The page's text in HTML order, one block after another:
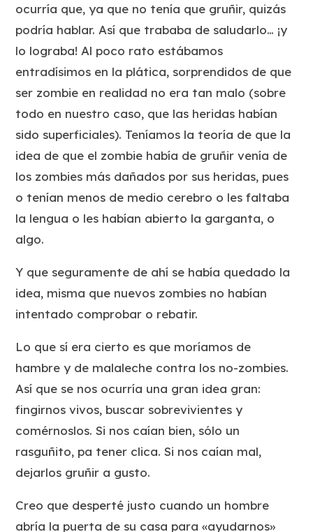
ocurría que, ya que no tenía que gruñir, quizás
podría hablar. Así que trababa de saludarlo… ¡y
lo lograba! Al poco rato estábamos
entradísimos en la plática, sorprendidos de que
ser zombie en realidad no era tan malo (sobre
todo en nuestro caso, que las heridas habían
sido superficiales). Teníamos la teoría de que la
idea de que el zombie había de gruñir venía de
los zombies más dañados por sus heridas, pues
o tenían menos de medio cerebro o les faltaba
la lengua o les habían abierto la garganta, o
algo.
Y que seguramente de ahí se había quedado la
idea, misma que nuevos zombies no habían
intentado comprobar o rebatir.
Lo que sí era cierto es que moríamos de
hambre y de malaleche contra los no-zombies.
Así que se nos ocurría una gran idea gran:
fingirnos vivos, buscar sobrevivientes y
comérnoslos. Si nos caían bien, sólo un
rasguñito, pa tener clica. Si nos caían mal,
dejarlos gruñir a gusto.
Creo que desperté justo cuando un hombre
abría la puerta de su casa para «ayudarnos»